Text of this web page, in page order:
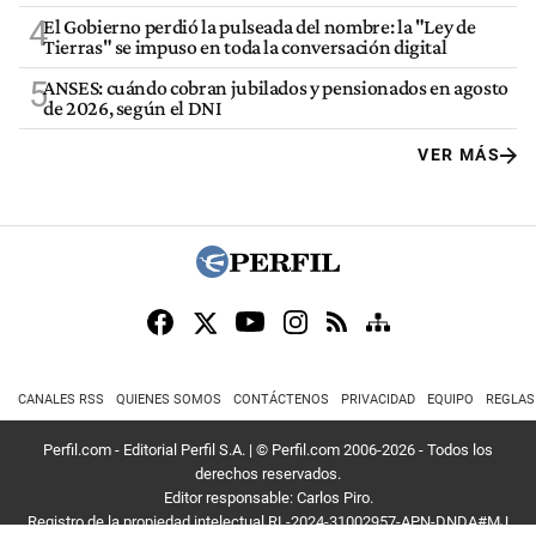
4El Gobierno perdió la pulseada del nombre: la "Ley de
Tierras" se impuso en toda la conversación digital
5ANSES: cuándo cobran jubilados y pensionados en agosto
de 2026, según el DNI
VER MÁS
CANALES RSS QUIENES SOMOS CONTÁCTENOS PRIVACIDAD EQUIPO
Perfil.com - Editorial Perfil S.A. | © Perfil.com 2006-2026 - Todos los
derechos reservados.
Editor responsable: Carlos Piro.
Registro de la propiedad intelectual RL-2024-31002957-APN-DNDA#MJ